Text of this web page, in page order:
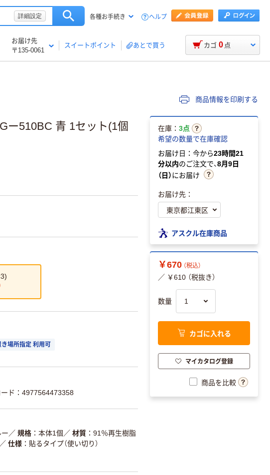
詳細設定 各種お手続き ヘルプ
お届け先
〒135-0061
スイートポイント あとで買う カゴ 0 点
商品情報を印刷する
ー510BC 青 1セット(1個
き場所指定 利用可
ード：4977564473358
ー ／ 規格 本体1個 ／ 材質
91％再生樹脂
／ 仕様
貼るタイプ（使い切り）
在庫： 3点
希望の数量で在庫確認
お届け日：今から23時間21
分以内のご注文で、8月9日
（日）にお届け
お届け先：
アスクル在庫商品
￥670 （税込）
／ ￥610 （税抜き）
数量
カゴに入れる
マイカタログ登録
商品を比較